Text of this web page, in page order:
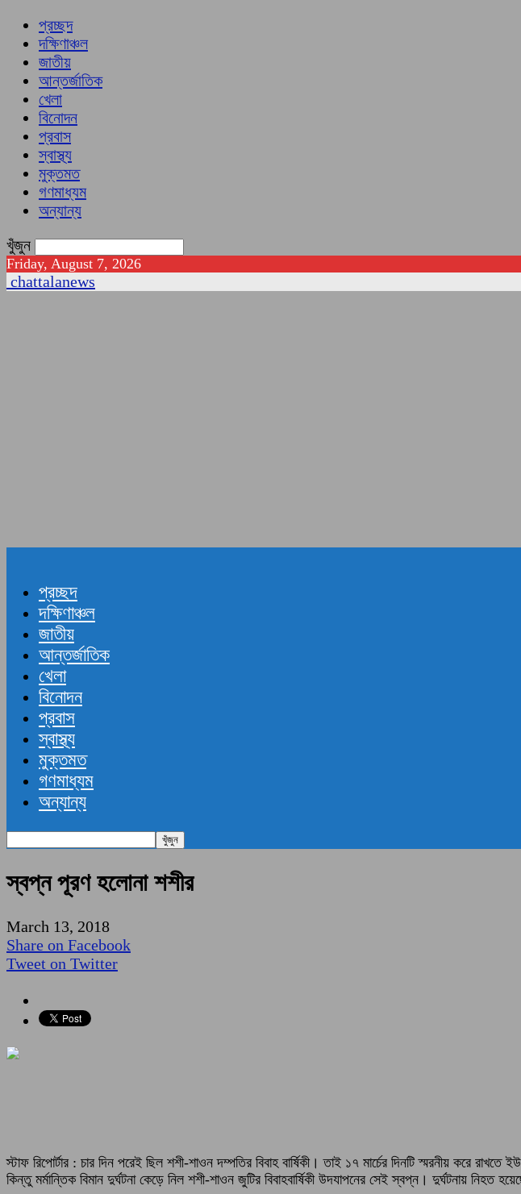
প্রচ্ছদ
দক্ষিণাঞ্চল
জাতীয়
আন্তর্জাতিক
খেলা
বিনোদন
প্রবাস
স্বাস্থ্য
মুক্তমত
গণমাধ্যম
অন্যান্য
খুঁজুন
Friday, August 7, 2026
chattalanews
প্রচ্ছদ
দক্ষিণাঞ্চল
জাতীয়
আন্তর্জাতিক
খেলা
বিনোদন
প্রবাস
স্বাস্থ্য
মুক্তমত
গণমাধ্যম
অন্যান্য
স্বপ্ন পূরণ হলোনা শশীর
March 13, 2018
Share on Facebook
Tweet on Twitter
স্টাফ রিপোর্টার : চার দিন পরেই ছিল শশী-শাওন দম্পতির বিবাহ বার্ষিকী। তাই ১৭ মার্চের দিনটি স্মরনীয় করে
কিন্তু মর্মান্তিক বিমান দুর্ঘটনা কেড়ে নিল শশী-শাওন জুটির বিবাহবার্ষিকী উদযাপনের সেই স্বপ্ন। দুর্ঘটনায়